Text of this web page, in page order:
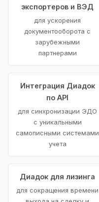
экспортеров и ВЭД
для ускорения
документооборота с
зарубежными
партнерами
Интеграция Диадок
по API
для синхронизации ЭДО
с уникальными
самописными системами
учета
Диадок для лизинга
для сокращения времени